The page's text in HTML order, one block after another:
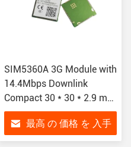
SIM5360A 3G Module with
14.4Mbps Downlink
Compact 30 * 30 * 2.9 mm
Size and 3.4V ~ 4.2V
Supply Voltage for IoT
Solutions
最高 の 価格 を 入手